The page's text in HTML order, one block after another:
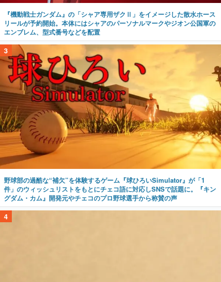
『機動戦士ガンダム』の「シャア専用ザクⅡ」をイメージした散水ホース
リールが予約開始。本体にはシャアのパーソナルマークやジオン公国軍の
エンブレム、型式番号などを配置
3
野球部の過酷な“補欠”を体験するゲーム『球ひろいSimulator』が「1
件」のウィッシュリストをもとにチェコ語に対応しSNSで話題に。『キン
グダム・カム』開発元やチェコのプロ野球選手から称賛の声
4